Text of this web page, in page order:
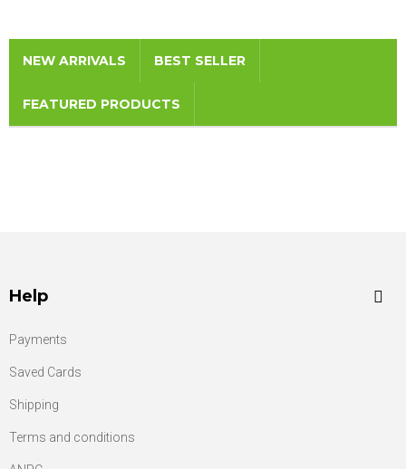
NEW ARRIVALS BEST SELLER
FEATURED PRODUCTS
Help
Payments
Saved Cards
Shipping
Terms and conditions